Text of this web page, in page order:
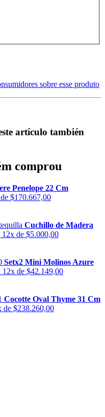
sobre esse produto
artículo también
comprou
Penelope 22 Cm
$170.667,00
Cuchillo de Madera
12x de $5.000,00
Setx2 Mini Molinos Azure
12x de $42.149,00
Cocotte Oval Thyme 31 Cm
de $238.260,00